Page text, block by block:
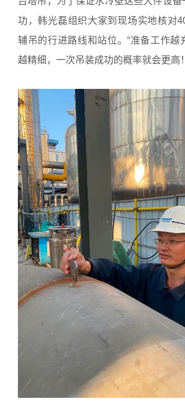
功，韩光磊组织大家到现场实地核对
辅吊的行进路线和站位。“准备工作越
越精细，一次吊装成功的概率就会更高